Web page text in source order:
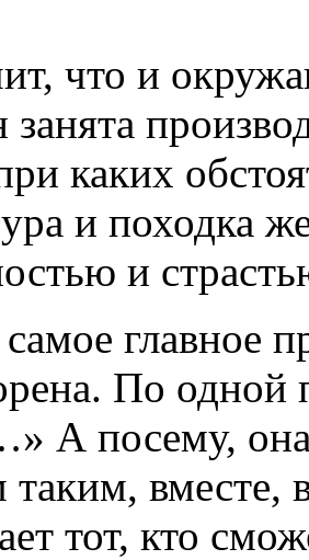
что и
каких
и походка
и
главное
По
А посему,
вместе,
тот, кто